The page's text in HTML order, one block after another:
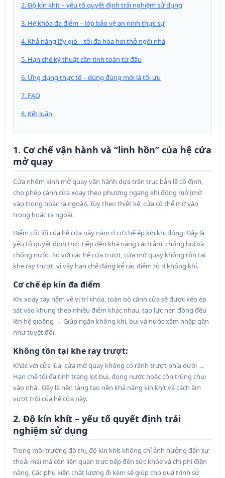
2. Độ kín khít – yếu tố quyết định trải nghiệm sử dụng
3. Hệ khóa đa điểm – lớp bảo vệ an ninh thực sự
4. Khả năng lấy gió – tối đa hóa hơi thở ngôi nhà
5. Hạn chế kỹ thuật cần tính toán từ đầu
6. Ứng dụng thực tế – dùng đúng mới là tối ưu
7. FAQ
8. Kết luận
1. Cơ chế vận hành và “linh hồn” của hệ cửa
mở quay
Cửa nhôm kính mở quay vận hành dựa trên trục bản lề cố định,
cho phép cánh cửa xoay theo phương ngang khi đóng mở (mở
vào trong hoặc ra ngoài). Tùy theo thiết kế, cửa có thể mở vào
trong hoặc ra ngoài.
Điểm cốt lõi của hệ cửa này nằm ở cơ chế ép kín khi đóng. Đây là
yếu tố quyết định trực tiếp đến khả năng cách âm, chống bụi và
chống nước. So với các hệ cửa trượt, cửa mở quay không tồn tại
khe ray trượt, vì vậy hạn chế đáng kể các điểm rò rỉ không khí.
Cơ chế ép kín đa điểm
Khi xoay tay nắm về vị trí khóa, toàn bộ cánh cửa sẽ được kéo ép
sát vào khung theo nhiều điểm khác nhau, tạo lực nén đồng đều
lên hệ gioăng → Giúp ngăn không khí, bụi và nước xâm nhập gần
như tuyệt đối.
Không tồn tại khe ray trượt:
Khác với cửa lùa, cửa mở quay không có rãnh trượt phía dưới →
Hạn chế tối đa tình trạng lọt bụi, đọng nước hoặc côn trùng chui
vào nhà. Đây là nền tảng tạo nên khả năng kín khít và cách âm
vượt trội của hệ cửa này.
2. Độ kín khít – yếu tố quyết định trải
nghiệm sử dụng
Trong môi trường đô thị, độ kín khít không chỉ ảnh hưởng đến sự
thoải mái mà còn liên quan trực tiếp đến sức khỏe và chi phí điện
năng. Các phụ kiện chất lượng đi kèm sẽ giúp cho quá trình sử